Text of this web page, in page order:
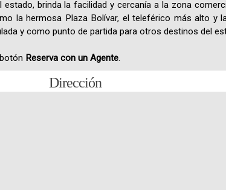
brinda la facilidad y cercanía a la zona
la hermosa Plaza Bolívar, el teleférico más alto y
y como punto de partida para otros destinos del
Reserva con un Agente.
Dirección